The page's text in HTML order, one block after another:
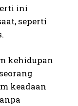
ini
seperti
kehidupan
keadaan